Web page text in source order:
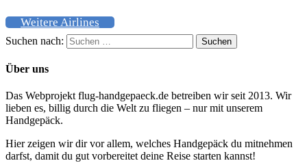
Weitere Airlines
Suchen nach:
Über uns
Das Webprojekt flug-handgepaeck.de betreiben wir seit 2013. Wir
lieben es, billig durch die Welt zu fliegen – nur mit unserem
Handgepäck.
Hier zeigen wir dir vor allem, welches Handgepäck du mitnehmen
darfst, damit du gut vorbereitet deine Reise starten kannst!